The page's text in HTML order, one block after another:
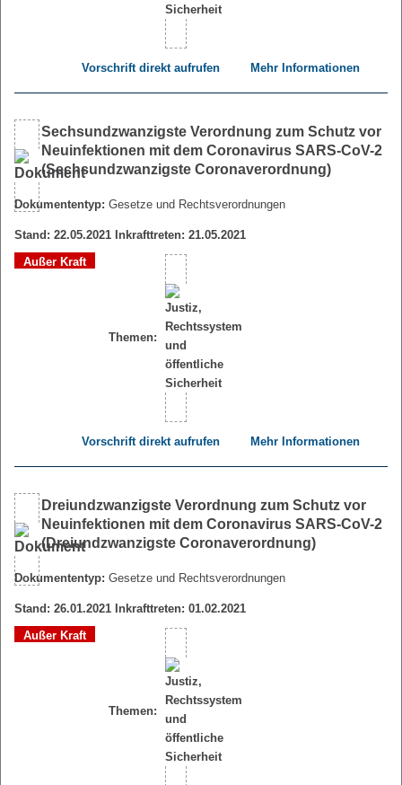
Vorschrift direkt aufrufen Mehr Informationen
Sechsundzwanzigste Verordnung zum Schutz vor
Neuinfektionen mit dem Coronavirus SARS-CoV-2
(Sechsundzwanzigste Coronaverordnung)
Dokumententyp: Gesetze und Rechtsverordnungen
Stand: 22.05.2021 Inkrafttreten: 21.05.2021
Außer Kraft
Themen:
Vorschrift direkt aufrufen Mehr Informationen
Dreiundzwanzigste Verordnung zum Schutz vor
Neuinfektionen mit dem Coronavirus SARS-CoV-2
(Dreiundzwanzigste Coronaverordnung)
Dokumententyp: Gesetze und Rechtsverordnungen
Stand: 26.01.2021 Inkrafttreten: 01.02.2021
Außer Kraft
Themen: